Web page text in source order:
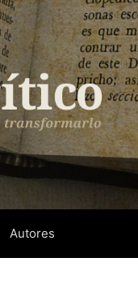
Autores